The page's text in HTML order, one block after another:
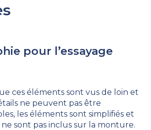
pour l’essayage
ces éléments sont vus de loin et
ne peuvent pas être
les éléments sont simplifiés et
sont pas inclus sur la monture.